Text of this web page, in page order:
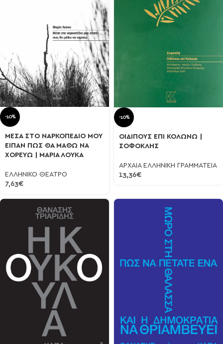
-10%
ΜΕΣΑ ΣΤΟ ΝΑΡΚΟΠΕΔΙΟ ΜΟΥ
ΕΙΠΑΝ ΠΩΣ ΘΑ ΜΑΘΩ ΝΑ
ΧΟΡΕΥΩ | ΜΑΡΙΑ ΛΟΥΚΑ
ΕΛΛΗΝΙΚΟ ΘΕΑΤΡΟ
7,63€
-10%
ΟΙΔΙΠΟΥΣ ΕΠΙ ΚΟΛΩΝΩ |
ΣΟΦΟΚΛΗΣ
ΑΡΧΑΙΑ ΕΛΛΗΝΙΚΗ ΓΡΑΜΜΑΤΕΙΑ
13,36€